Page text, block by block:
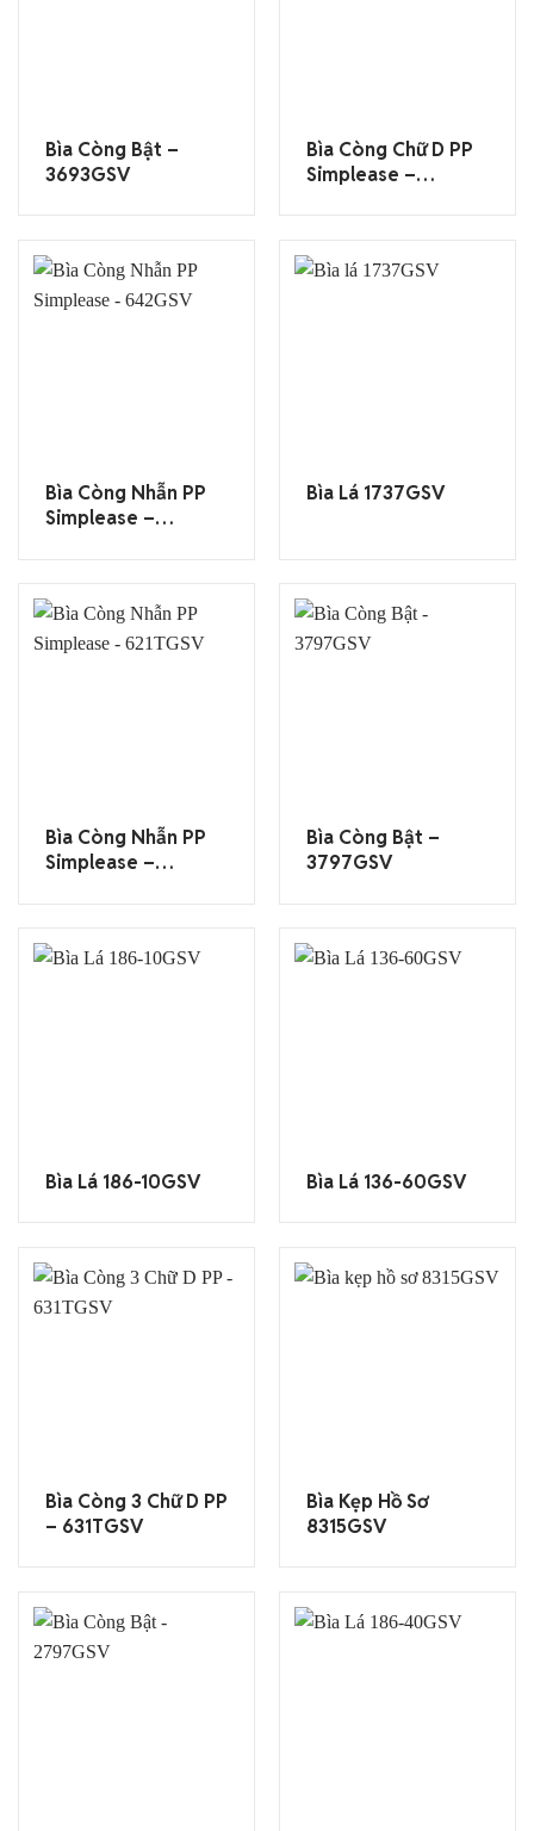
Bìa Còng Bật –
3693GSV
Bìa Còng Chữ D PP
Simplease –
Bìa Còng Nhẫn PP
Simplease –
Bìa Lá 1737GSV
Bìa Còng Nhẫn PP
Simplease –
Bìa Còng Bật –
3797GSV
Bìa Lá 186-10GSV Bìa Lá 136-60GSV
Bìa Còng 3 Chữ D PP
– 631TGSV
Bìa Kẹp Hồ Sơ
8315GSV